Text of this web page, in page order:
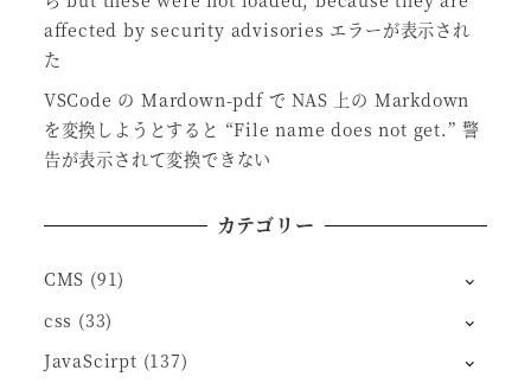
affected by security advisories エラーが表示され
た
VSCode の Mardown-pdf で NAS 上の Markdown
を変換しようとすると “File name does not get.” 警
告が表示されて変換できない
カテゴリー
CMS (91)
css (33)
JavaScirpt (137)